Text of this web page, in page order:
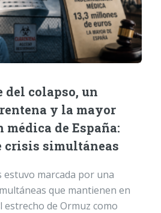
del colapso, un
y la mayor
de España:
crisis simultáneas
estuvo marcada por una
que mantienen en
estrecho de Ormuz como